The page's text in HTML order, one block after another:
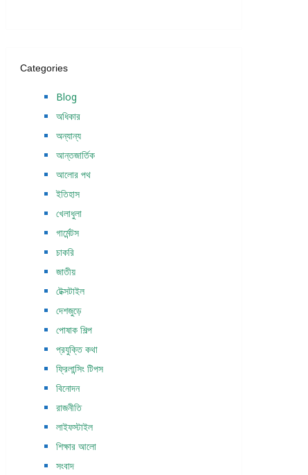
Categories
Blog
অধিকার
অন্যান্য
আন্তজার্তিক
আলোর পথ
ইতিহাস
খেলাধুলা
গার্মেন্টস
চাকরি
জাতীয়
টেক্সটাইল
দেশজুড়ে
পোষাক শিল্প
প্রযুক্তি কথা
ফ্রিলান্সিং টিপস
বিনোদন
রাজনীতি
লাইফস্টাইল
শিক্ষার আলো
সংবাদ